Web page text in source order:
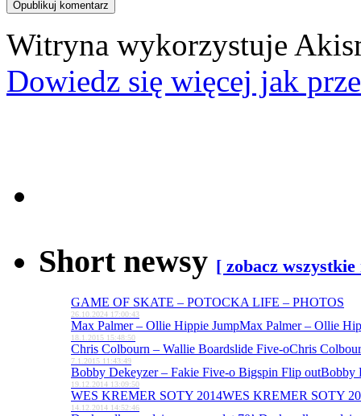
Witryna wykorzystuje
Dowiedz się więcej jak
Short newsy [ zobacz wszystkie
GAME OF SKATE – POTOCKA LIFE – PHOTOS
26.10.2024 17:00:43
Max Palmer – Ollie Hippie JumpMax Palmer – Ollie
18.1.2015 15:48:50
Chris Colbourn – Wallie Boardslide Five-oChris
7.1.2015 11:43:49
Bobby Dekeyzer – Fakie Five-o Bigspin Flip outBobby
19.12.2014 13:09:50
WES KREMER SOTY 2014WES KREMER SOTY
14.12.2014 14:52:46